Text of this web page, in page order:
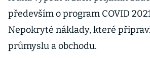
především o program COVID
Nepokryté náklady, které
průmyslu a obchodu.